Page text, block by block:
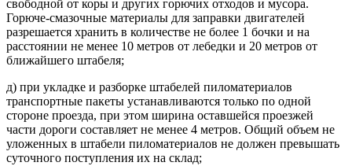
свободной от коры и других горючих отходов и мусора.
Горюче-смазочные материалы для заправки двигателей
разрешается хранить в количестве не более 1 бочки и на
расстоянии не менее 10 метров от лебедки и 20 метров от
ближайшего штабеля;
д) при укладке и разборке штабелей пиломатериалов
транспортные пакеты устанавливаются только по одной
стороне проезда, при этом ширина оставшейся проезжей
части дороги составляет не менее 4 метров. Общий объем не
уложенных в штабели пиломатериалов не должен превышать
суточного поступления их на склад;